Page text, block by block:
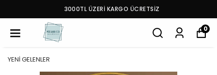
3000TL ÜZERİ KARGO ÜCRETSİZ
0
YENİ GELENLER